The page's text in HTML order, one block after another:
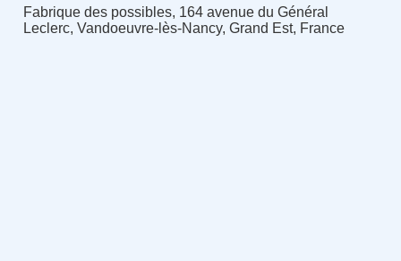
Fabrique des possibles, 164 avenue du Général
Leclerc, Vandoeuvre-lès-Nancy, Grand Est, France